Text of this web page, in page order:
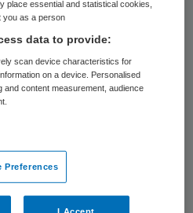
82 op de 100.000
verschijnselen
er twee weken achter
de huisarts gaan, is
place essential and statistical cookies,
you as a person
data to provide:
scan device characteristics for
on a device. Personalised
and content measurement, audience
Preferences
I Accept